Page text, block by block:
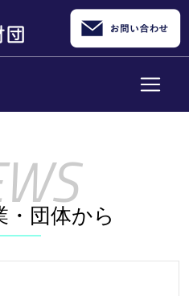
・団体から